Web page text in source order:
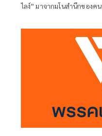
ไลง์” มาจากมโนสำนึกของ